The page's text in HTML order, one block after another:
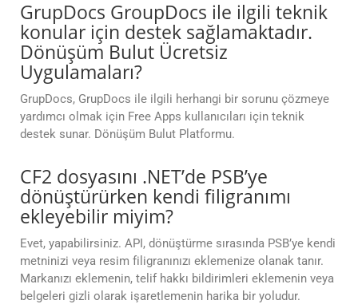
GrupDocs GroupDocs ile ilgili teknik
konular için destek sağlamaktadır.
Dönüşüm Bulut Ücretsiz
Uygulamaları?
GrupDocs, GrupDocs ile ilgili herhangi bir sorunu çözmeye
yardımcı olmak için Free Apps kullanıcıları için teknik
destek sunar. Dönüşüm Bulut Platformu.
CF2 dosyasını .NET’de PSB’ye
dönüştürürken kendi filigranımı
ekleyebilir miyim?
Evet, yapabilirsiniz. API, dönüştürme sırasında PSB’ye kendi
metninizi veya resim filigranınızı eklemenize olanak tanır.
Markanızı eklemenin, telif hakkı bildirimleri eklemenin veya
belgeleri gizli olarak işaretlemenin harika bir yoludur.